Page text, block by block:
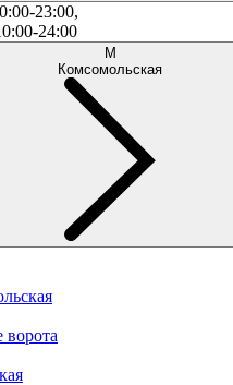
23:00,
24:00
М
Комсомольская